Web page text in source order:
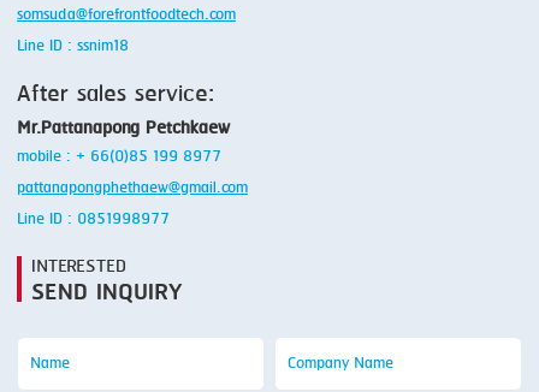
somsuda@forefrontfoodtech.com
Line ID : ssnim18
After sales service:
Mr.Pattanapong Petchkaew
mobile : + 66(0)85 199 8977
pattanapongphethaew@gmail.com
Line ID : 0851998977
INTERESTED
SEND INQUIRY